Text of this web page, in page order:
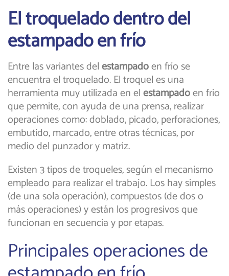
El troquelado dentro del
estampado en frío
Entre las variantes delestampadoen frío se
encuentra el troquelado. El troquel es una
herramienta muy utilizada en elestampadoen frio
que permite, con ayuda de una prensa, realizar
operaciones como: doblado, picado, perforaciones,
embutido, marcado, entre otras técnicas, por
medio del punzador y matriz.
Existen 3 tipos de troqueles, según el mecanismo
empleado para realizar el trabajo. Los hay simples
(de una sola operación), compuestos (de dos o
más operaciones) y están los progresivos que
funcionan en secuencia y por etapas.
Principales operaciones de